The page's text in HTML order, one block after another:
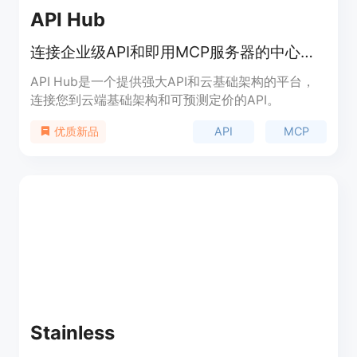
API Hub
连接企业级API和即用MCP服务器的中心枢纽。
API Hub是一个提供强大API和云基础架构的平台，
连接您到云端基础架构和可预测定价的API。
优质新品 API MCP
Stainless